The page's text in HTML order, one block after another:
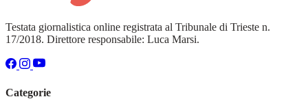
Testata giornalistica online registrata al Tribunale di Trieste n.
17/2018. Direttore responsabile: Luca Marsi.
Categorie